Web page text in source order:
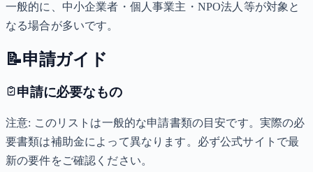
一般的に、中小企業者・個人事業主・NPO法人等が対象と
なる場合が多いです。
📝申請ガイド
申請に必要なもの
注意: このリストは一般的な申請書類の目安です。実際の必
要書類は補助金によって異なります。必ず公式サイトで最
新の要件をご確認ください。